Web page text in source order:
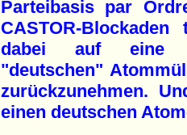
Parteibasis par
CASTOR-
dabei auf eine
"deutschen"
zurückzunehmen.
einen deutschen